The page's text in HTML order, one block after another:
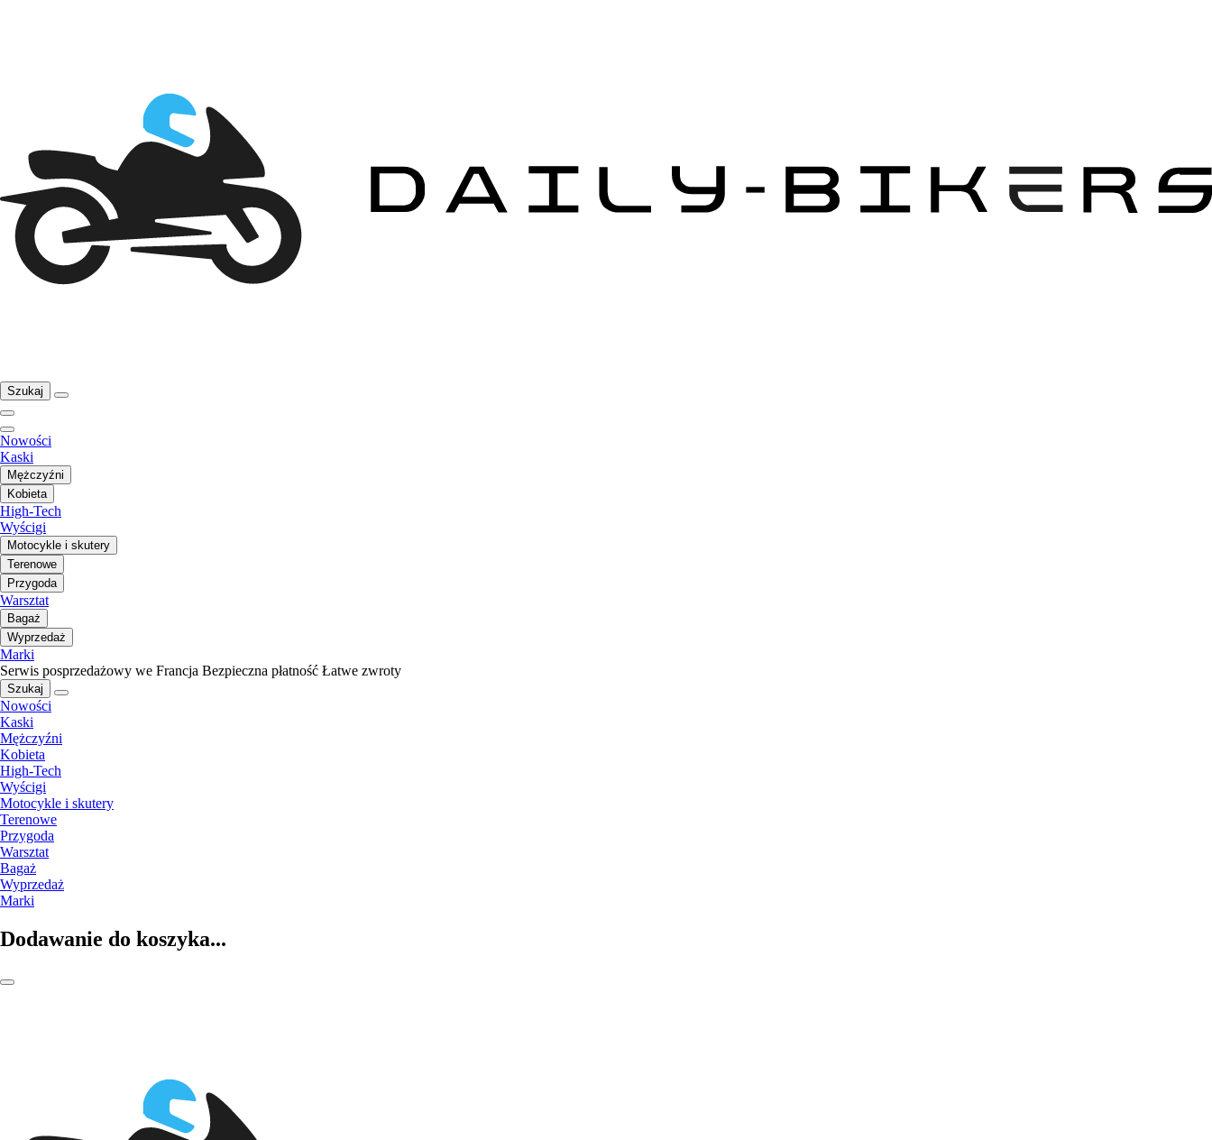
Szukaj
Nowości
Kaski
Mężczyźni
Kobieta
High-Tech
Wyścigi
Motocykle i skutery
Terenowe
Przygoda
Warsztat
Bagaż
Wyprzedaż
Marki
Serwis posprzedażowy we Francja Bezpieczna płatność Łatwe zwroty
Szukaj
Nowości
Kaski
Mężczyźni
Kobieta
High-Tech
Wyścigi
Motocykle i skutery
Terenowe
Przygoda
Warsztat
Bagaż
Wyprzedaż
Marki
Dodawanie do koszyka...